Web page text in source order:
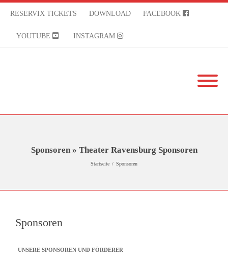
RESERVIX TICKETS DOWNLOAD FACEBOOK
YOUTUBE INSTAGRAM
Sponsoren » Theater Ravensburg Sponsoren
Startseite / Sponsoren
Sponsoren
UNSERE SPONSOREN UND FÖRDERER